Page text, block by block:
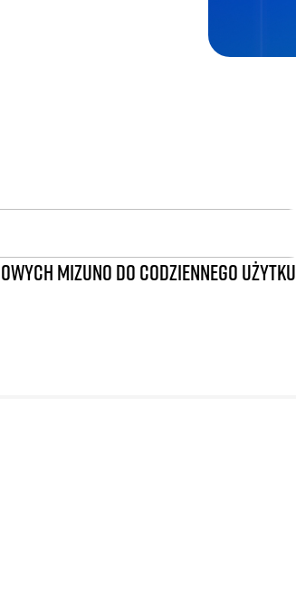
MIZUNO DO CODZIENNEGO UŻYTKU